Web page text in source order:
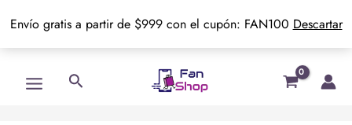
Envío gratis a partir de $999 con el cupón: FAN100 Descartar
Menu
Buscar